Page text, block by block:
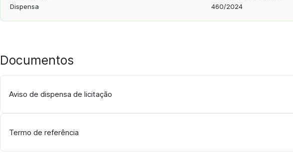
Dispensa 460/2024
Documentos
Aviso de dispensa de licitação
Termo de referência